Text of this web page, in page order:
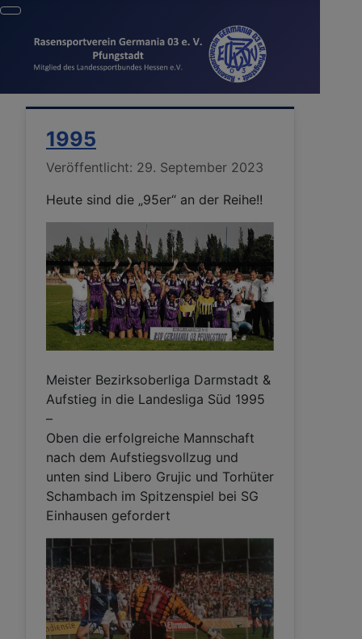
1995
Details
Veröffentlicht: 29. September 2023
Heute sind die „95er“ an der Reihe!!
Meister Bezirksoberliga Darmstadt &
Aufstieg in die Landesliga Süd 1995
–
Oben die erfolgreiche Mannschaft
nach dem Aufstiegsvollzug und
unten sind Libero Grujic und Torhüter
Schambach im Spitzenspiel bei SG
Einhausen gefordert